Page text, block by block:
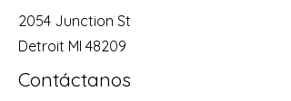
2054 Junction St
Detroit MI 48209
Contáctanos